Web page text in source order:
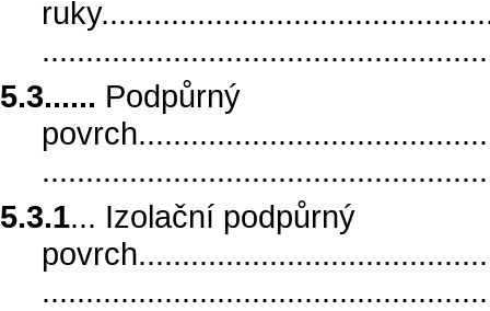
5.3...... Podpůrný
5.3.1... Izolační podpůrný